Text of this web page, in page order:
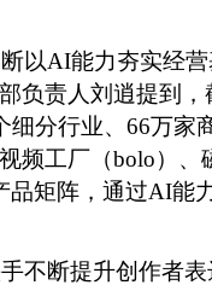
AI能力夯实经营
负责人刘逍提到
细分行业、66万家
频工厂（bolo）、
品矩阵，通过AI能
断提升创作者表